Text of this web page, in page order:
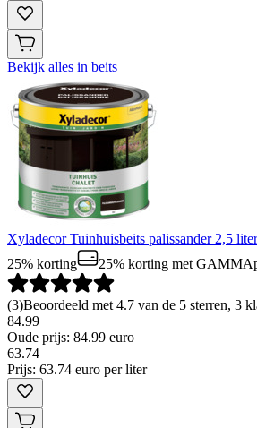
Bekijk alles in beits
Xyladecor Tuinhuisbeits palissander 2,5 liter
25% korting
25% korting met
(3)Beoordeeld met 4.7 van de 5 sterren, 3
84.99
Oude prijs: 84.99 euro
63.74
Prijs: 63.74 euro per liter